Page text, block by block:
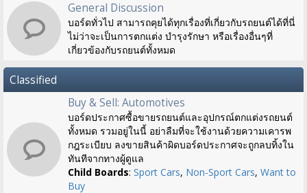
General Discussion
บอร์ดทั่วไป สามารถคุยได้ทุกเรื่องที่เกี่ยวกับรถยนต์ได้ที่นี่
ไม่ว่าจะเป็นการตกแต่ง บำรุงรักษา หรือเรื่องอื่นๆที่
เกี่ยวข้องกับรถยนต์ทั้งหมด
Classified
Buy & Sell: Automotives
บอร์ดประกาศซื้อขายรถยนต์และอุปกรณ์ตกแต่งรถยนต์
ทั้งหมด รวมอยู่ในนี้ อย่าลืมที่จะใช้งานด้วยความเคารพ
กฎระเบียบ ลงขายสินค้าผิดบอร์ดประกาศจะถูกลบทิ้งใน
ทันทีจากทางผู้ดูแล
Child Boards: Sport Cars, Non-Sport Cars, Want to
Buy